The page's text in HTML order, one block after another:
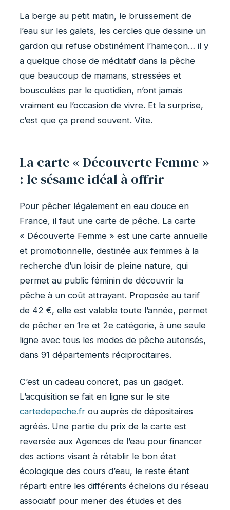
La berge au petit matin, le bruissement de
l’eau sur les galets, les cercles que dessine un
gardon qui refuse obstinément l’hameçon… il y
a quelque chose de méditatif dans la pêche
que beaucoup de mamans, stressées et
bousculées par le quotidien, n’ont jamais
vraiment eu l’occasion de vivre. Et la surprise,
c’est que ça prend souvent. Vite.
La carte « Découverte Femme »
: le sésame idéal à offrir
Pour pêcher légalement en eau douce en
France, il faut une carte de pêche. La carte
« Découverte Femme » est une carte annuelle
et promotionnelle, destinée aux femmes à la
recherche d’un loisir de pleine nature, qui
permet au public féminin de découvrir la
pêche à un coût attrayant. Proposée au tarif
de 42 €, elle est valable toute l’année, permet
de pêcher en 1re et 2e catégorie, à une seule
ligne avec tous les modes de pêche autorisés,
dans 91 départements réciprocitaires.
C’est un cadeau concret, pas un gadget.
L’acquisition se fait en ligne sur le site
cartedepeche.fr ou auprès de dépositaires
agréés. Une partie du prix de la carte est
reversée aux Agences de l’eau pour financer
des actions visant à rétablir le bon état
écologique des cours d’eau, le reste étant
réparti entre les différents échelons du réseau
associatif pour mener des études et des